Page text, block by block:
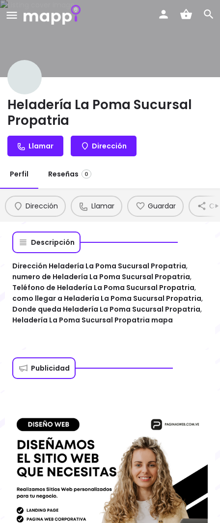
Heladería La Poma Sucursal
Propatria
Llamar Dirección
Perfil Reseñas 0
Dirección Llamar Guardar
Descripción
Dirección Heladería La Poma Sucursal Propatria,
numero de Heladería La Poma Sucursal Propatria,
Teléfono de Heladería La Poma Sucursal Propatria,
como llegar a Heladería La Poma Sucursal Propatria,
Donde queda Heladería La Poma Sucursal Propatria,
Heladería La Poma Sucursal Propatria mapa
Publicidad